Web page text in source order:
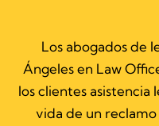
Los abogados de
Ángeles en Law
los clientes asistencia
vida de un